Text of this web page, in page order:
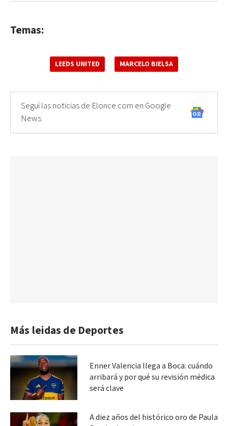
Temas:
LEEDS UNITED MARCELO BIELSA
Seguí las noticias de Elonce.com en Google
News
Más leidas de Deportes
Enner Valencia llega a Boca: cuándo
arribará y por qué su revisión médica
será clave
A diez años del histórico oro de Paula